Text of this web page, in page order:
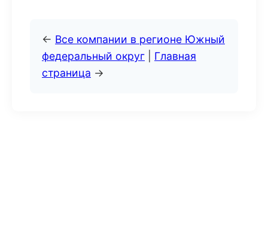
← Все компании в регионе Южный
федеральный округ
Главная
страница →